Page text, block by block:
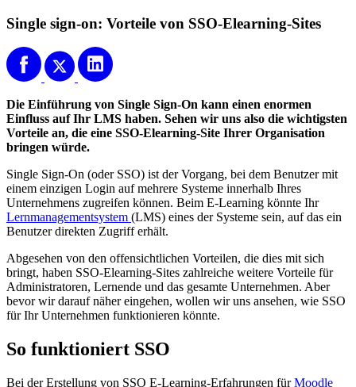
Single sign-on: Vorteile von SSO-Elearning-Sites
Die Einführung von Single Sign-On kann einen enormen
Einfluss auf Ihr LMS haben. Sehen wir uns also die wichtigsten
Vorteile an, die eine SSO-Elearning-Site Ihrer Organisation
bringen würde.
Single Sign-On (oder SSO) ist der Vorgang, bei dem Benutzer mit
einem einzigen Login auf mehrere Systeme innerhalb Ihres
Unternehmens zugreifen können. Beim E-Learning könnte Ihr
Lernmanagementsystem (LMS) eines der Systeme sein, auf das ein
Benutzer direkten Zugriff erhält.
Abgesehen von den offensichtlichen Vorteilen, die dies mit sich
bringt, haben SSO-Elearning-Sites zahlreiche weitere Vorteile für
Administratoren, Lernende und das gesamte Unternehmen. Aber
bevor wir darauf näher eingehen, wollen wir uns ansehen, wie SSO
für Ihr Unternehmen funktionieren könnte.
So funktioniert SSO
Bei der Erstellung von SSO E-Learning-Erfahrungen fürMoodle